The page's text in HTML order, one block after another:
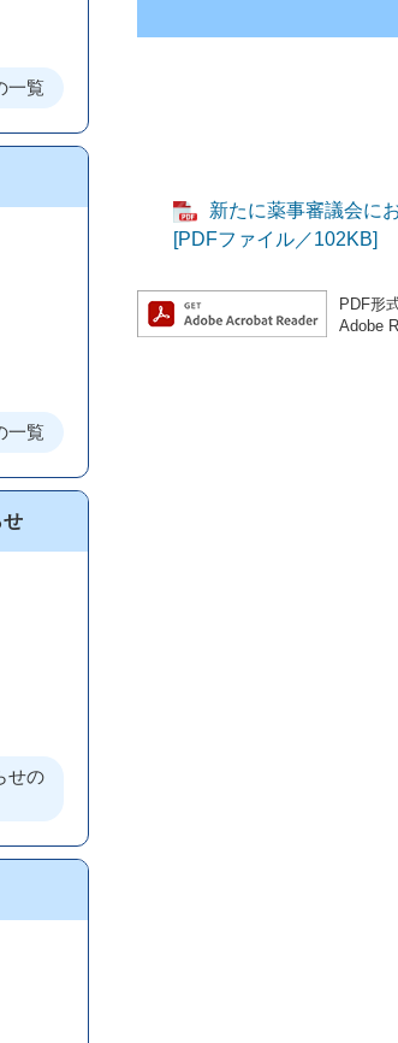
新たに薬事審議会に
[PDFファイル／102KB]
PDF形
Adobe
一覧
一覧
せ
せの